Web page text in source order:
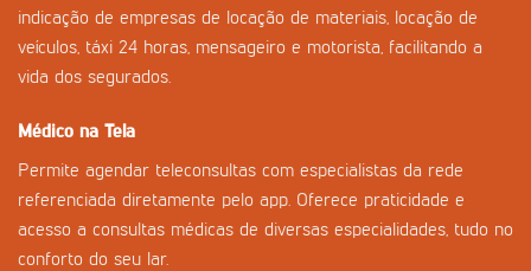
indicação de empresas de locação de materiais, locação de
veículos, táxi 24 horas, mensageiro e motorista, facilitando a
vida dos segurados.
Médico na Tela
Permite agendar teleconsultas com especialistas da rede
referenciada diretamente pelo app. Oferece praticidade e
acesso a consultas médicas de diversas especialidades, tudo no
conforto do seu lar.